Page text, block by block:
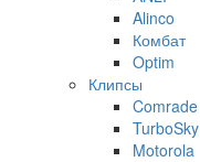
Alinco
Комбат
Optim
Клипсы
Comrade
TurboSky
Motorola